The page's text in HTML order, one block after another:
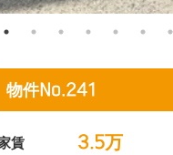
物件No.241
賃 3.5万